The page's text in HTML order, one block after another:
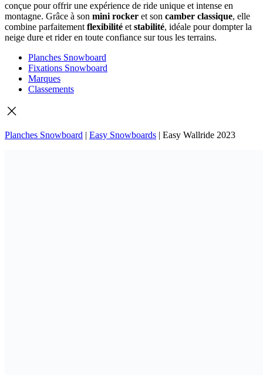
conçue pour offrir une expérience de ride unique et intense en
montagne. Grâce à son mini rocker et son camber classique, elle
combine parfaitement flexibilité et stabilité, idéale pour dompter la
neige dure et rider en toute confiance sur tous les terrains.
Planches Snowboard
Fixations Snowboard
Marques
Classements
Planches Snowboard | Easy Snowboards | Easy Wallride 2023